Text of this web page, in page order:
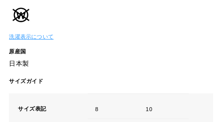
洗濯表示について
原産国
日本製
サイズガイド
サイズ表記 8 10